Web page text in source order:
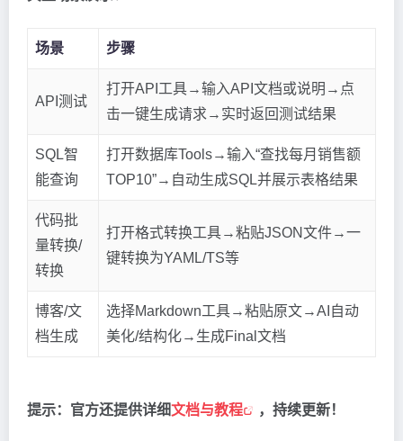
场景 步骤
API测试
打开API工具→输入API文档或说明→点
击一键生成请求→实时返回测试结果
SQL智
能查询
打开数据库Tools→输入“查找每月销售额
TOP10”→自动生成SQL并展示表格结果
代码批
量转换/
转换
打开格式转换工具→粘贴JSON文件→一
键转换为YAML/TS等
博客/文
档生成
选择Markdown工具→粘贴原文→AI自动
美化/结构化→生成Final文档
提示：官方还提供详细文档与教程 ，持续更新！